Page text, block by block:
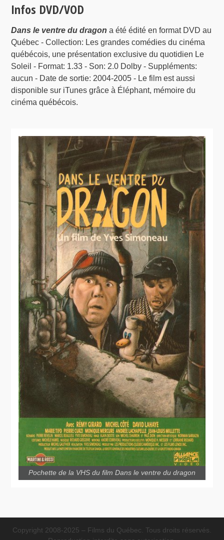
Infos DVD/VOD
Dans le ventre du dragon a été édité en format DVD au
Québec - Collection: Les grandes comédies du cinéma
québécois, une présentation exclusive du quotidien Le
Soleil - Format: 1.33 - Son: 2.0 Dolby - Suppléments:
aucun - Date de sortie: 2004-2005 - Le film est aussi
disponible sur iTunes grâce à Éléphant, mémoire du
cinéma québécois.
Pochette de la VHS du film Dans le ventre du dragon
Copyright 2008-2025 – Films du Québec. Tous droits réservés.